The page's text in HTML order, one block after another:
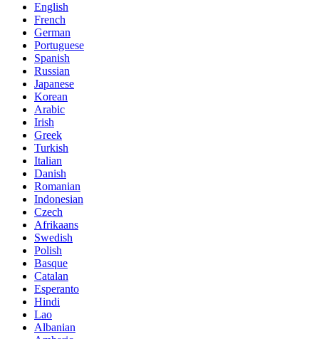
English
French
German
Portuguese
Spanish
Russian
Japanese
Korean
Arabic
Irish
Greek
Turkish
Italian
Danish
Romanian
Indonesian
Czech
Afrikaans
Swedish
Polish
Basque
Catalan
Esperanto
Hindi
Lao
Albanian